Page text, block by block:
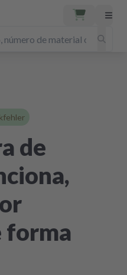
de
forma